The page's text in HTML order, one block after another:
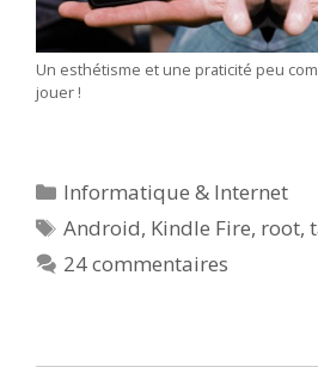
Un esthétisme et une praticité peu
jouer !
Catégories
Informatique & Internet
Étiquettes
Android, Kindle Fire, root,
24 commentaires